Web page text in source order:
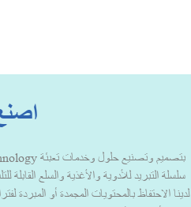
سلسلة التبريد للأدوية والأغذية والسلع
لدينا الاحتفاظ بالمحتويات المجمدة أو